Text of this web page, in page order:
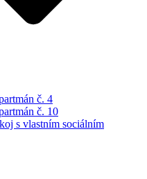
č. 4
č. 10
s vlastním sociálním